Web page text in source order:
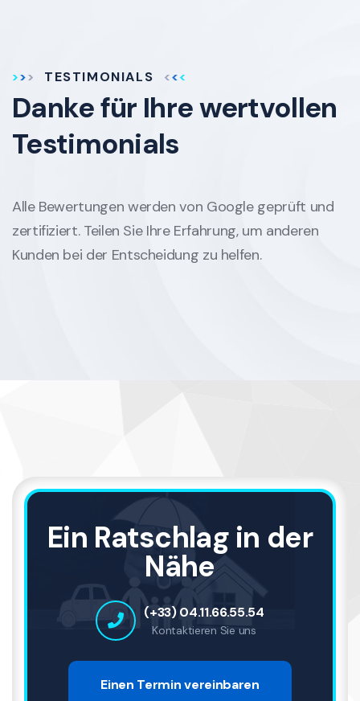
TESTIMONIALS
Danke für Ihrewertvollen
Testimonials
Alle Bewertungen werden von Google geprüft und
zertifiziert. Teilen Sie Ihre Erfahrung, um anderen
Kunden bei der Entscheidung zu helfen.
Ein Ratschlag in der
Nähe
(+33) 04.11.66.55.54
Kontaktieren Sie uns
Einen Termin vereinbaren